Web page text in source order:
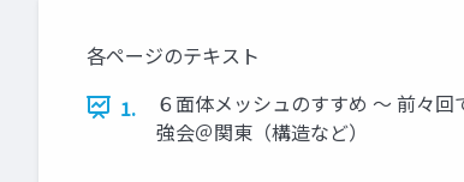
各ページのテキスト
1.
６面体メッシュのすすめ ～ 前々
強会＠関東（構造など）